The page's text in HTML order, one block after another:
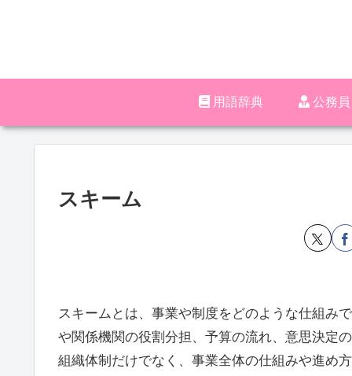
用語辞典 公務員
スキーム
スキームとは、事業や制度をどのような仕組み
や関係機関の役割分担、予算の流れ、意思決定
組織体制だけでなく、事業全体の仕組みや進め